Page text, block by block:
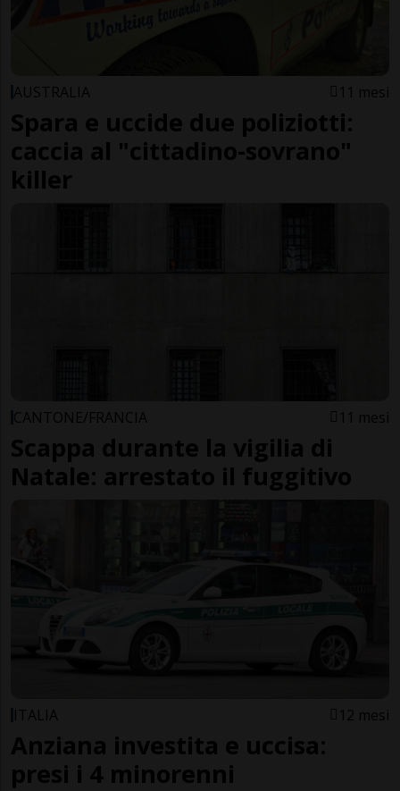
AUSTRALIA 11 mesi
Spara e uccide due poliziotti:
caccia al "cittadino-sovrano"
killer
CANTONE/FRANCIA 11 mesi
Scappa durante la vigilia di
Natale: arrestato il fuggitivo
ITALIA 12 mesi
Anziana investita e uccisa:
presi i 4 minorenni